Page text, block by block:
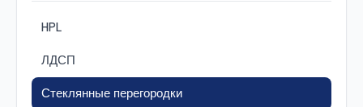
HPL
ЛДСП
Стеклянные перегородки